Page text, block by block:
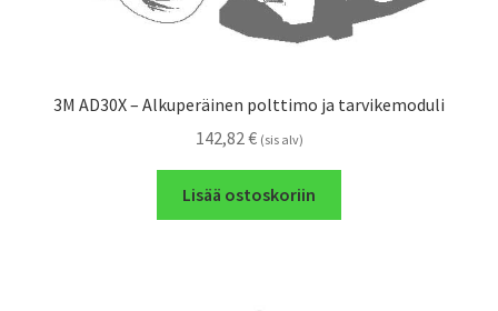
3M AD30X – Alkuperäinen polttimo ja tarvikemoduli
142,82€ (sis alv)
Lisää ostoskoriin